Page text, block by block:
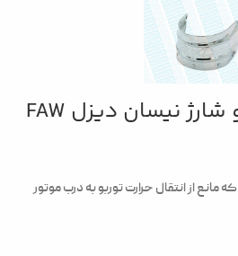
عایق حرارتی توربو شارژ نیسان دیزل FAW
مانع از انتقال حرارت توربو به درب موتور